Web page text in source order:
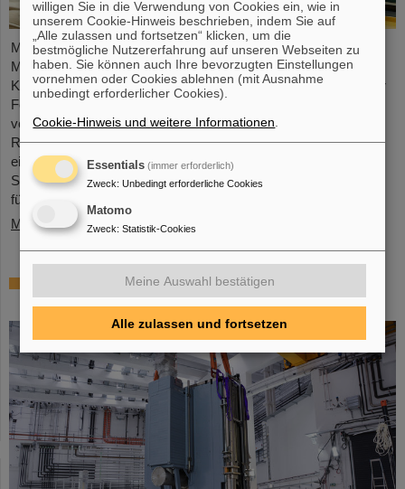
Mikrosysteme sind unverzichtbare Sensor-Komponenten in der
Medizin- und Mobilitätstechnik, Cybersicherheit und
Kommunikationstechnologie sowie bei der Steuerung vernetzter
Fertigungsprozesse. Aber auch für die Energiewende sind sie
von wachsender Bedeutung. Forschende der Hochschule
RheinMain (HSRM) entwickeln am Campus Rüsselsheim nun
eine Plattform zur Mikro-Nano-Integration von neuartigen
Sensorelementen. Gemeinsam mit dem GSI Helmholtzzentrum
für Schwerionenforschung in Darmstadt und der…
Mehr »
Millimeterarbeit im Tunnel – Targetkammer
des Super-FRS installiert
willigen Sie in die Verwendung von Cookies ein, wie in
unserem Cookie-Hinweis beschrieben, indem Sie auf
„Alle zulassen und fortsetzen“ klicken, um die
bestmögliche Nutzererfahrung auf unseren Webseiten zu
haben. Sie können auch Ihre bevorzugten Einstellungen
vornehmen oder Cookies ablehnen (mit Ausnahme
unbedingt erforderlicher Cookies).
Cookie-Hinweis und weitere Informationen
Essentials (immer erforderlich)
Zweck: Unbedingt erforderliche Cookies
Matomo
Zweck: Statistik-Cookies
Meine Auswahl bestätigen
Alle zulassen und fortsetzen